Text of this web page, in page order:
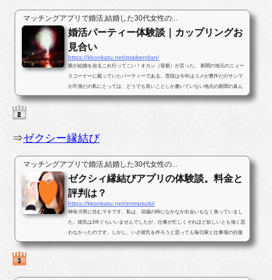
マッチングアプリで婚活,結婚した30代女性の...
婚活パーティー体験談｜カップリングお
見合い
https://kkonkatu.net/ptaikendan/
親が結婚を迫るこれ行ってこい！オカン（母親）が言った。 新聞の地元のニュー
スコーナーに載っていたパーティーである。普段は今年はコメが豊作だのサンマ
が不漁だの私にとっては、どうでも良いことしか書いていない地元の新聞の真ん
中ほどのページに婚活パー...
⇒ゼクシー縁結び
マッチングアプリで婚活,結婚した30代女性の...
ゼクシィ縁結びアプリの体験談。料金と
評判は？
https://kkonkatu.net/enmusubi/
神奈川県に住むマキです。私は、32歳の時になかなか出会いもなく焦っていまし
た。彼氏は1年ぐらいいませんでしたが、仕事が忙しくそれほど欲しいとも強く思
わなかったのです。しかし、いざ彼氏を作ろうと思っても毎日家と仕事場の往復
ばかりで出会いがなかったのです...